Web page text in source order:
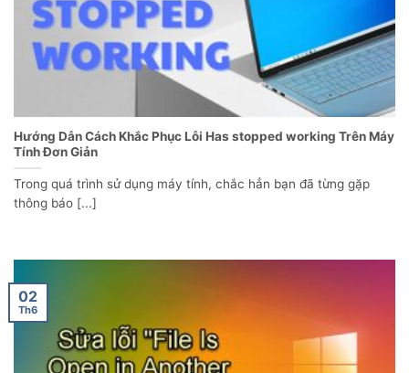
Hướng Dẫn Cách Khắc Phục Lỗi Has stopped working Trên Máy
Tính Đơn Giản
Trong quá trình sử dụng máy tính, chắc hẳn bạn đã từng gặp
thông báo [...]
02
Th6